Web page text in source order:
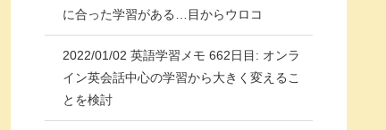
に合った学習がある…目からウロコ
2022/01/02 英語学習メモ 662日目: オンラ
イン英会話中心の学習から大きく変えるこ
とを検討